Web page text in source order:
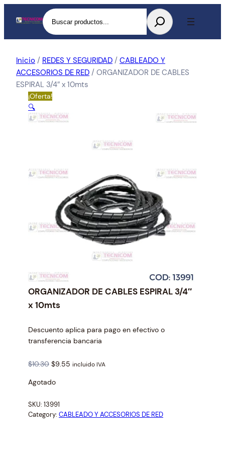
Buscar
Inicio / REDES Y SEGURIDAD / CABLEADO Y
ACCESORIOS DE RED / ORGANIZADOR DE CABLES
ESPIRAL 3/4″ x 10mts
¡Oferta!
🔍
ORGANIZADOR DE CABLES ESPIRAL 3/4″
x 10mts
Descuento aplica para pago en efectivo o
transferencia bancaria
$10.30 O
i
i
n
$9.55 C
n
incluido IVA
Agotado
SKU: 13991
Category: CABLEADO Y ACCESORIOS DE RED